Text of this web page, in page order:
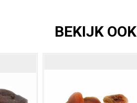
BEKIJK OOK